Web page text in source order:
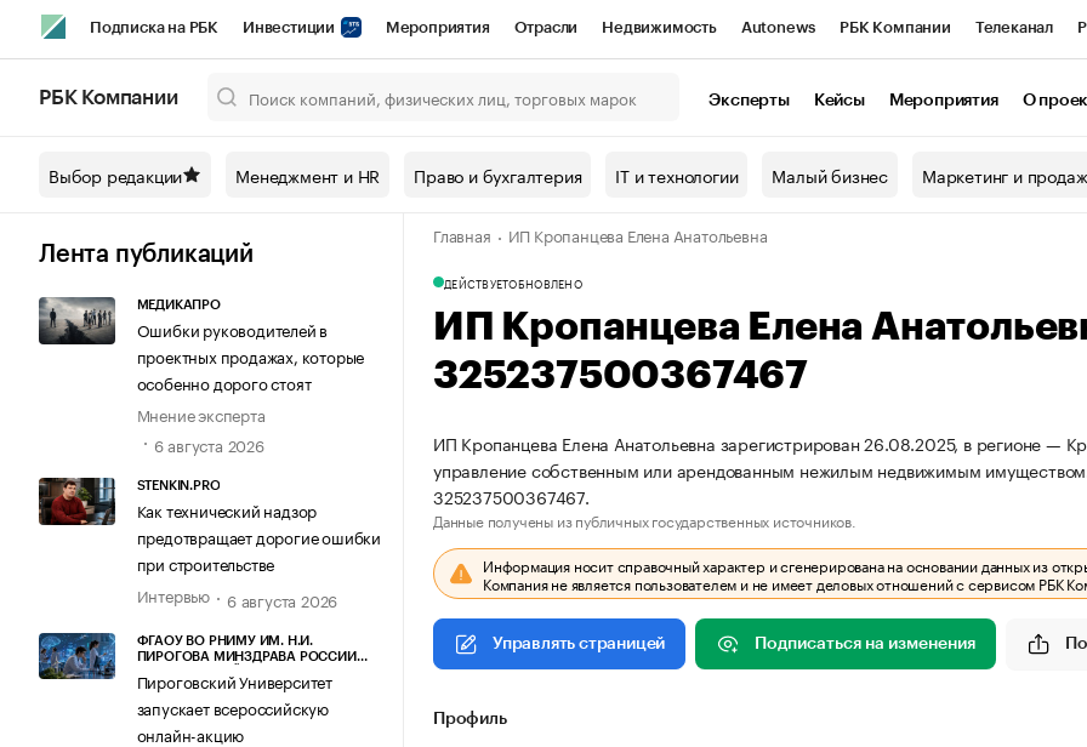
Подписка на РБК Инвестиции Мероприятия Отрасли Недвижимость Autonews РБК Компании Телеканал
Спецпроекты СПб Конференции СПб Спецпроекты Проверка контрагентов
Технологии и медиа Рынок наличной валюты
РБК Компании Эксперты Кейсы Мероприятия О
Выбор редакции Менеджмент и HR Право и бухгалтерия IT и технологии Малый бизнес Маркетинг и
Лента публикаций
МЕДИКАПРО
Ошибки руководителей в
проектных продажах, которые
особенно дорого стоят
Мнение эксперта
6 августа 2026
STENKIN.PRO
Как технический надзор
предотвращает дорогие ошибки
при строительстве
Интервью
6 августа 2026
ФГАОУ ВО РНИМУ ИМ. Н.И.
ПИРОГОВА МИНЗДРАВА РОССИИ
Пироговский Университет
запускает всероссийскую
онлайн-акцию
Главная ИП Кропанцева Елена Анатольевна
ДЕЙСТВУЕТОБНОВЛЕНО
ИП Кропанцева Елена
325237500367467
ИП Кропанцева Елена Анатольевна зарегистрирован 26.08.2025, в регионе —
управление собственным или арендованным нежилым недвижимым
325237500367467.
Данные получены из публичных государственных источников.
Информация носит справочный характер и сгенерирована на основании данных из
Компания не является пользователем и не имеет деловых отношений с сервисом РБК
Управлять страницей Подписаться на изменения
Профиль